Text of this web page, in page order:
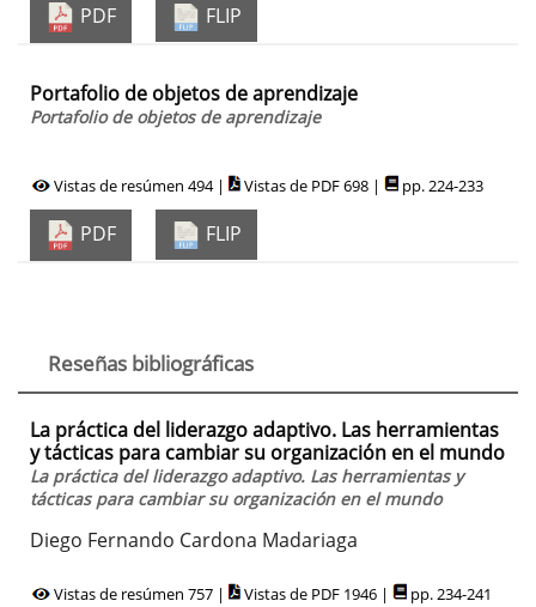
PDF FLIP
Portafolio de objetos de aprendizaje
Portafolio de objetos de aprendizaje
Vistas de resúmen 494 | Vistas de PDF 698 | pp. 224-233
PDF FLIP
Reseñas bibliográficas
La práctica del liderazgo adaptivo. Las herramientas
y tácticas para cambiar su organización en el mundo
La práctica del liderazgo adaptivo. Las herramientas y
tácticas para cambiar su organización en el mundo
Diego Fernando Cardona Madariaga
Vistas de resúmen 757 | Vistas de PDF 1946 | pp. 234-241